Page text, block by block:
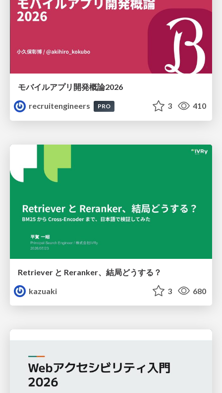
モバイルアプリ開発概論2026
recruitengineers
PRO 3 410
Retriever と Reranker、結局どうする？
kazuaki
3 680